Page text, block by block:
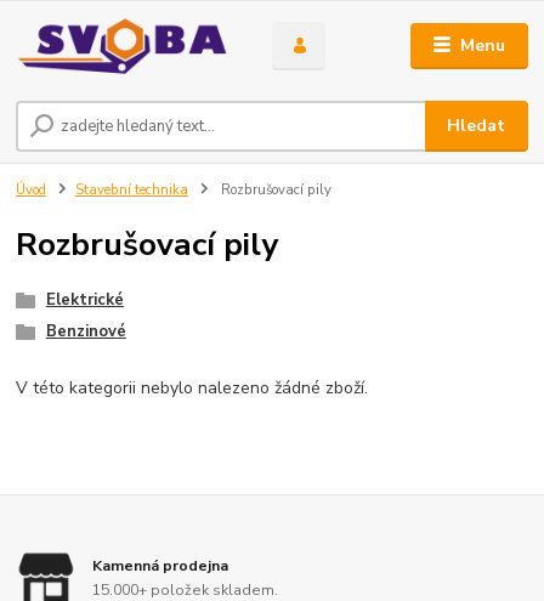
Menu
Hledat
Úvod Stavební technika Rozbrušovací pily
Rozbrušovací pily
Elektrické
Benzinové
V této kategorii nebylo nalezeno žádné zboží.
Kamenná prodejna
15.000+ položek skladem.